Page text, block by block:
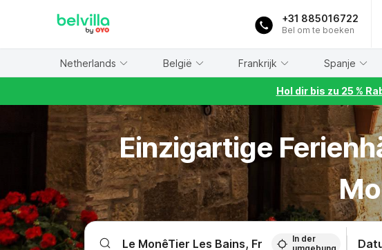
+31 885016722
Bel om te boeken
Netherlands België Frankrijk Spanje
Hol dir bis zu 25 %
Einzigartige
In der